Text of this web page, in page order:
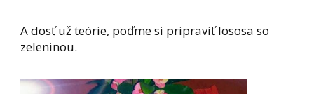
A dosť už teórie, poďme si pripraviť lososa so
zeleninou.